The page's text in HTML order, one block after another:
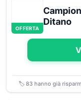
OFFERTA
Ditano
🏷️ 83 hanno già